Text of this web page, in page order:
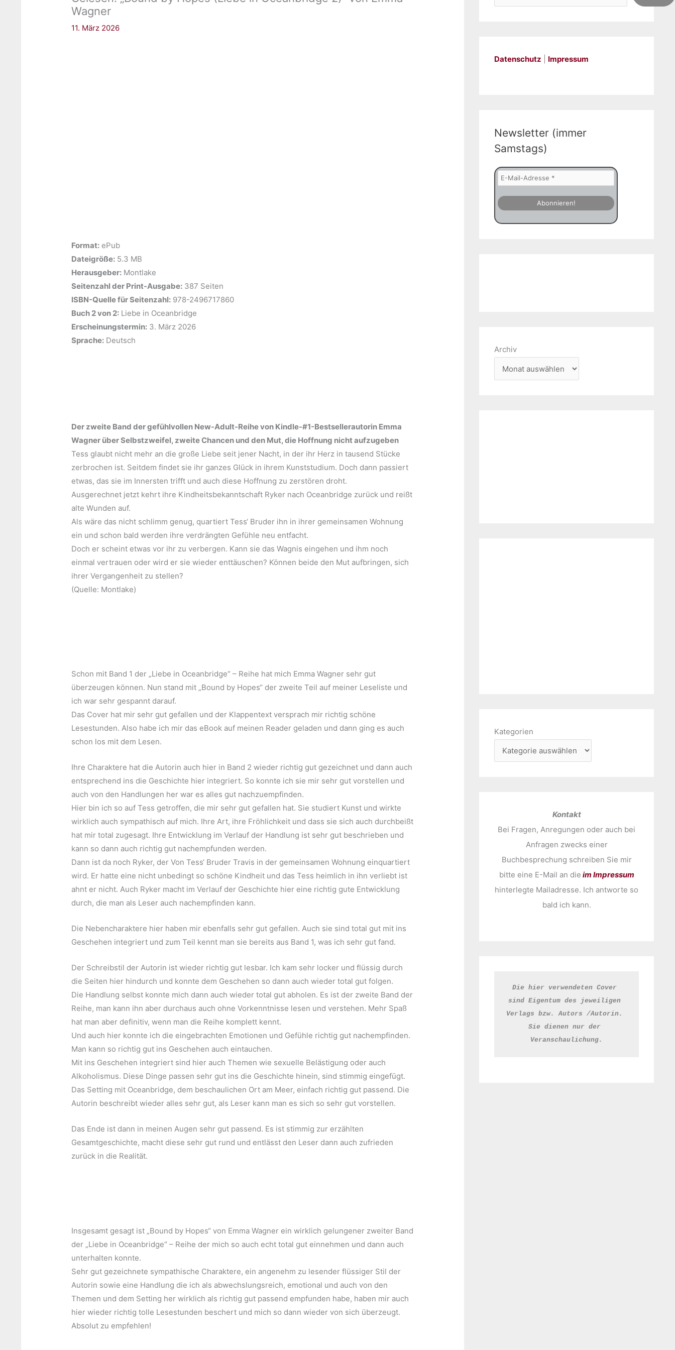
Wagner
11. März 2026
Format: ePub
Dateigröße: ‎5.3 MB
Herausgeber: ‎Montlake
Seitenzahl der Print-Ausgabe: ‎387 Seiten
ISBN-Quelle für Seitenzahl: 978-2496717860
Buch 2 von 2: ‎Liebe in Oceanbridge
Erscheinungstermin: ‎3. März 2026
Sprache: ‎Deutsch
Der zweite Band der gefühlvollen New-Adult-Reihe von Kindle-#1-Bestsellerautorin Emma
Wagner über Selbstzweifel, zweite Chancen und den Mut, die Hoffnung nicht aufzugeben
Tess glaubt nicht mehr an die große Liebe seit jener Nacht, in der ihr Herz in tausend Stücke
zerbrochen ist. Seitdem findet sie ihr ganzes Glück in ihrem Kunststudium. Doch dann passiert
etwas, das sie im Innersten trifft und auch diese Hoffnung zu zerstören droht.
Ausgerechnet jetzt kehrt ihre Kindheitsbekanntschaft Ryker nach Oceanbridge zurück und reißt
alte Wunden auf.
Als wäre das nicht schlimm genug, quartiert Tess‘ Bruder ihn in ihrer gemeinsamen Wohnung
ein und schon bald werden ihre verdrängten Gefühle neu entfacht.
Doch er scheint etwas vor ihr zu verbergen. Kann sie das Wagnis eingehen und ihm noch
einmal vertrauen oder wird er sie wieder enttäuschen? Können beide den Mut aufbringen, sich
ihrer Vergangenheit zu stellen?
(Quelle: Montlake)
Schon mit Band 1 der „Liebe in Oceanbridge“ – Reihe hat mich Emma Wagner sehr gut
überzeugen können. Nun stand mit „Bound by Hopes“ der zweite Teil auf meiner Leseliste und
ich war sehr gespannt darauf.
Das Cover hat mir sehr gut gefallen und der Klappentext versprach mir richtig schöne
Lesestunden. Also habe ich mir das eBook auf meinen Reader geladen und dann ging es auch
schon los mit dem Lesen.
Ihre Charaktere hat die Autorin auch hier in Band 2 wieder richtig gut gezeichnet und dann auch
entsprechend ins die Geschichte hier integriert. So konnte ich sie mir sehr gut vorstellen und
auch von den Handlungen her war es alles gut nachzuempfinden.
Hier bin ich so auf Tess getroffen, die mir sehr gut gefallen hat. Sie studiert Kunst und wirkte
wirklich auch sympathisch auf mich. Ihre Art, ihre Fröhlichkeit und dass sie sich auch durchbeißt
hat mir total zugesagt. Ihre Entwicklung im Verlauf der Handlung ist sehr gut beschrieben und
kann so dann auch richtig gut nachempfunden werden.
Dann ist da noch Ryker, der Von Tess‘ Bruder Travis in der gemeinsamen Wohnung einquartiert
wird. Er hatte eine nicht unbedingt so schöne Kindheit und das Tess heimlich in ihn verliebt ist
ahnt er nicht. Auch Ryker macht im Verlauf der Geschichte hier eine richtig gute Entwicklung
durch, die man als Leser auch nachempfinden kann.
Die Nebencharaktere hier haben mir ebenfalls sehr gut gefallen. Auch sie sind total gut mit ins
Geschehen integriert und zum Teil kennt man sie bereits aus Band 1, was ich sehr gut fand.
Der Schreibstil der Autorin ist wieder richtig gut lesbar. Ich kam sehr locker und flüssig durch
die Seiten hier hindurch und konnte dem Geschehen so dann auch wieder total gut folgen.
Die Handlung selbst konnte mich dann auch wieder total gut abholen. Es ist der zweite Band der
Reihe, man kann ihn aber durchaus auch ohne Vorkenntnisse lesen und verstehen. Mehr Spaß
hat man aber definitiv, wenn man die Reihe komplett kennt.
Und auch hier konnte ich die eingebrachten Emotionen und Gefühle richtig gut nachempfinden.
Man kann so richtig gut ins Geschehen auch eintauchen.
Mit ins Geschehen integriert sind hier auch Themen wie sexuelle Belästigung oder auch
Alkoholismus. Diese Dinge passen sehr gut ins die Geschichte hinein, sind stimmig eingefügt.
Das Setting mit Oceanbridge, dem beschaulichen Ort am Meer, einfach richtig gut passend. Die
Autorin beschreibt wieder alles sehr gut, als Leser kann man es sich so sehr gut vorstellen.
Das Ende ist dann in meinen Augen sehr gut passend. Es ist stimmig zur erzählten
Gesamtgeschichte, macht diese sehr gut rund und entlässt den Leser dann auch zufrieden
zurück in die Realität.
Insgesamt gesagt ist „Bound by Hopes“ von Emma Wagner ein wirklich gelungener zweiter Band
der „Liebe in Oceanbridge“ – Reihe der mich so auch echt total gut einnehmen und dann auch
unterhalten konnte.
Sehr gut gezeichnete sympathische Charaktere, ein angenehm zu lesender flüssiger Stil der
Autorin sowie eine Handlung die ich als abwechslungsreich, emotional und auch von den
Themen und dem Setting her wirklich als richtig gut passend empfunden habe, haben mir auch
hier wieder richtig tolle Lesestunden beschert und mich so dann wieder von sich überzeugt.
Absolut zu empfehlen!
Datenschutz Impressum
Newsletter (immer
Samstags)
Archiv
Kategorien
Kontakt
Bei Fragen, Anregungen oder auch bei
Anfragen zwecks einer
Buchbesprechung schreiben Sie mir
bitte eine E-Mail an die im Impressum
hinterlegte Mailadresse. Ich antworte so
bald ich kann.
Die hier verwendeten Cover
sind Eigentum des jeweiligen
Verlags bzw. Autors /Autorin.
Sie dienen nur der
Veranschaulichung.